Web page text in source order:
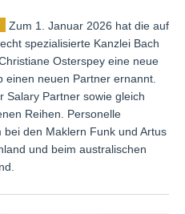
Zum 1. Januar 2026 hat die auf
spezialisierte Kanzlei Bach
Osterspey eine neue
neuen Partner ernannt.
Salary Partner sowie gleich
Reihen. Personelle
den Maklern Funk und Artus
und beim australischen